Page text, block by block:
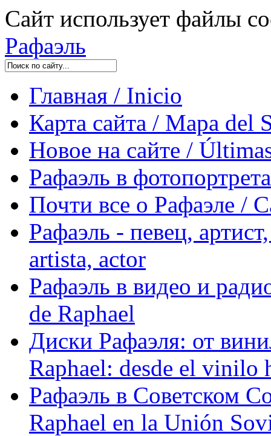
Сайт использует файлы
Рафаэль
Главная / Inicio
Карта сайта / Mapa del
Новое на сайте /
Рафаэль в
Почти все о Рафаэле /
Рафаэль - певец,
artista, actor
Рафаэль в видео и
de Raphael
Диски Рафаэля: от
Raphael: desde el vinilo
Рафаэль в Советском
Raphael en la Unión